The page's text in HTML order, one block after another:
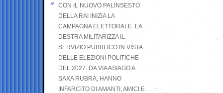
CON IL NUOVO PALINSESTO
DELLA RAI INIZIA LA
CAMPAGNA ELETTORALE. LA
DESTRA MILITARIZZA IL
SERVIZIO PUBBLICO IN VISTA
DELLE ELEZIONI POLITICHE
DEL 2027: DA VIA ASIAGO A
SAXA RUBRA, HANNO
INFARCITO DI AMANTI, AMICI E